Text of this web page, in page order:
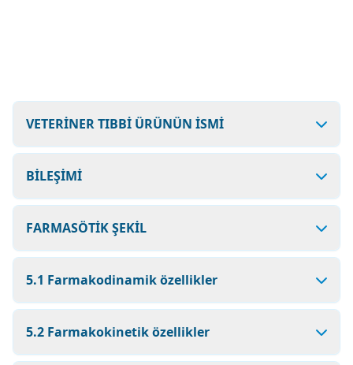
VETERİNER TIBBİ ÜRÜNÜN İSMİ
BİLEŞİMİ
FARMASÖTİK ŞEKİL
5.1 Farmakodinamik özellikler
5.2 Farmakokinetik özellikler